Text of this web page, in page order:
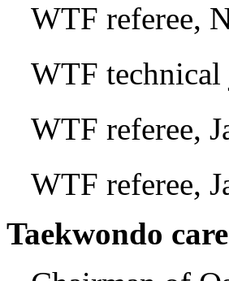
WTF referee,
WTF technical
WTF referee,
WTF referee,
Taekwondo